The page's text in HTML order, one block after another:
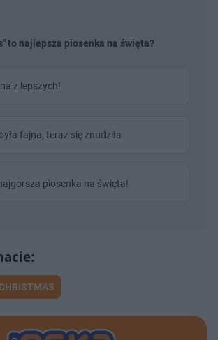
to najlepsza piosenka na święta?
z lepszych!
fajna, teraz się znudziła
piosenka na święta!